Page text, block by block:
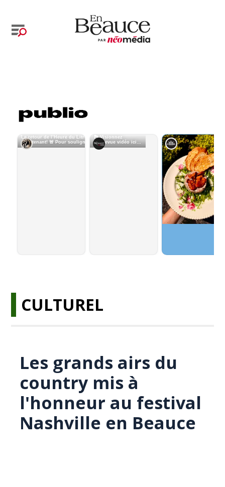
CULTUREL
Les grands airs du
country mis à
l'honneur au festival
Nashville en Beauce